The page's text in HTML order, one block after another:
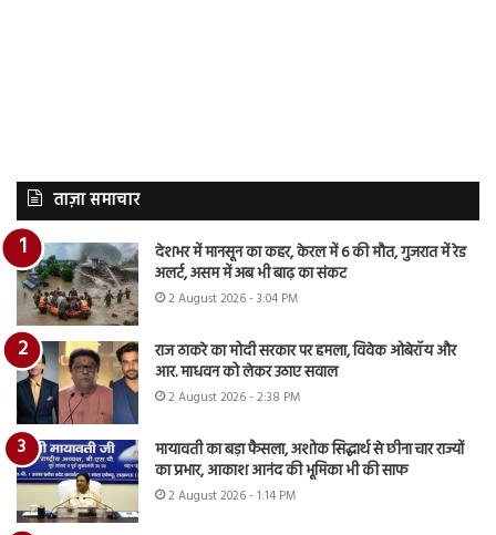
ताज़ा समाचार
देशभर में मानसून का कहर, केरल में 6 की मौत, गुजरात में रेड
अलर्ट, असम में अब भी बाढ़ का संकट
2 August 2026 - 3:04 PM
राज ठाकरे का मोदी सरकार पर हमला, विवेक ओबेरॉय और
आर. माधवन को लेकर उठाए सवाल
2 August 2026 - 2:38 PM
मायावती का बड़ा फैसला, अशोक सिद्धार्थ से छीना चार राज्यों
का प्रभार, आकाश आनंद की भूमिका भी की साफ
2 August 2026 - 1:14 PM